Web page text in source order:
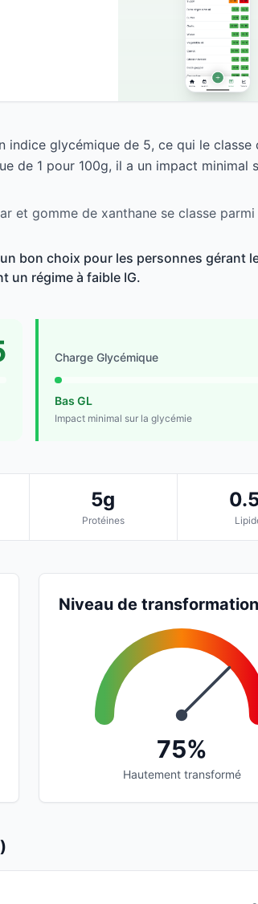
indice glycémique de 5, ce qui le classe
de 1 pour 100g, il a un impact minimal
et gomme de xanthane se classe
bon choix pour les personnes gérant
un régime à faible IG.
Charge Glycémique
Bas GL
Impact minimal sur la glycémie
5g
Protéines
Niveau de transformation
75%
Hautement transformé